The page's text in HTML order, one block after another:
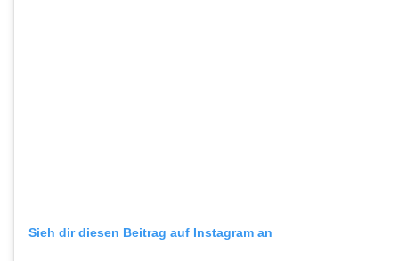
Sieh dir diesen Beitrag auf Instagram an